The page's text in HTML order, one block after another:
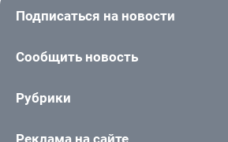
Подписаться на новости
Сообщить новость
Рубрики